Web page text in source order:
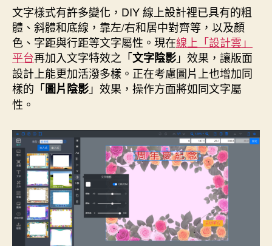
者
佈
日
期
文字樣式有許多變化，DIY 線上設計裡已具有的粗
體、斜體和底線，靠左/右和居中對齊等，以及顏
色、字距與行距等文字屬性。現在線上「設計雲」
平台再加入文字特效之「文字陰影」效果，讓版面
設計上能更加活潑多樣。正在考慮圖片上也增加同
樣的「圖片陰影」效果，操作方面將如同文字屬
性。